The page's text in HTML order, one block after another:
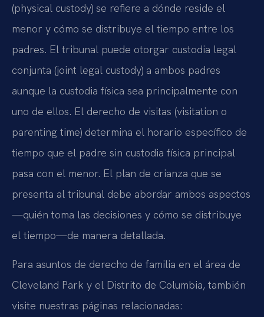
(physical custody) se refiere a dónde reside el
menor y cómo se distribuye el tiempo entre los
padres. El tribunal puede otorgar custodia legal
conjunta (joint legal custody) a ambos padres
aunque la custodia física sea principalmente con
uno de ellos. El derecho de visitas (visitation o
parenting time) determina el horario específico de
tiempo que el padre sin custodia física principal
pasa con el menor. El plan de crianza que se
presenta al tribunal debe abordar ambos aspectos
—quién toma las decisiones y cómo se distribuye
el tiempo—de manera detallada.
Para asuntos de derecho de familia en el área de
Cleveland Park y el Distrito de Columbia, también
visite nuestras páginas relacionadas: